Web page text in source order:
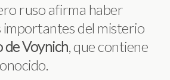
ruso afirma haber
del misterio
Voynich, que contiene